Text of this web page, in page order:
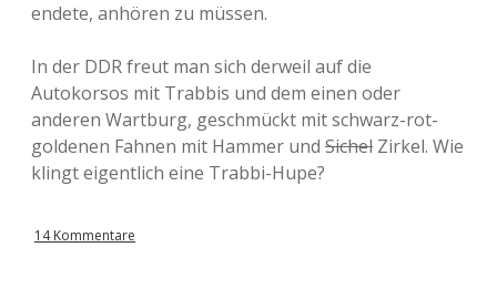
endete, anhören zu müssen.
In der DDR freut man sich derweil auf die
Autokorsos mit Trabbis und dem einen oder
anderen Wartburg, geschmückt mit schwarz-rot-
goldenen Fahnen mit Hammer und Sichel Zirkel. Wie
klingt eigentlich eine Trabbi-Hupe?
14 Kommentare